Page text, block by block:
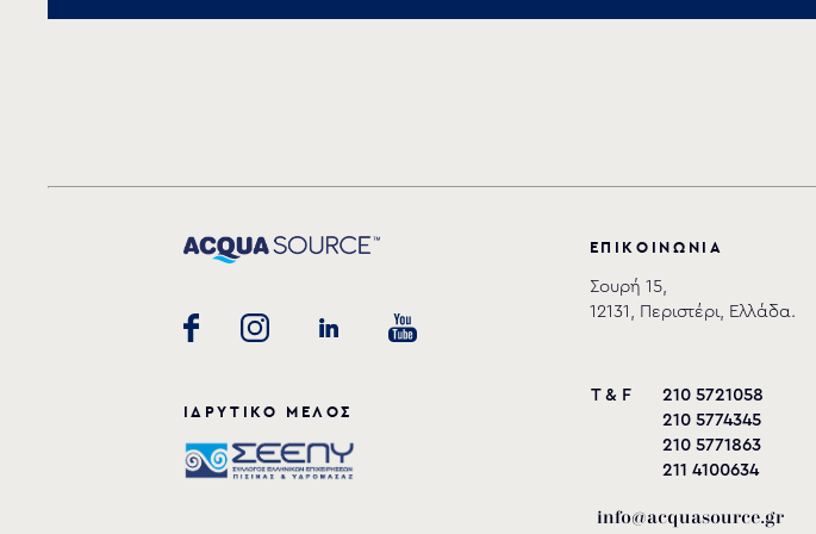
ΙΔΡΥΤΙΚΟ ΜΕΛΟΣ
ΕΠ Ι ΚΟ Ι ΝΩ ΝΙ Α
Σουρή 15,
12131, Περιστέρι, Ελλάδα.
T & F
210 5721058
210 5774345
210 5771863
211 4100634
info@acquasource.gr